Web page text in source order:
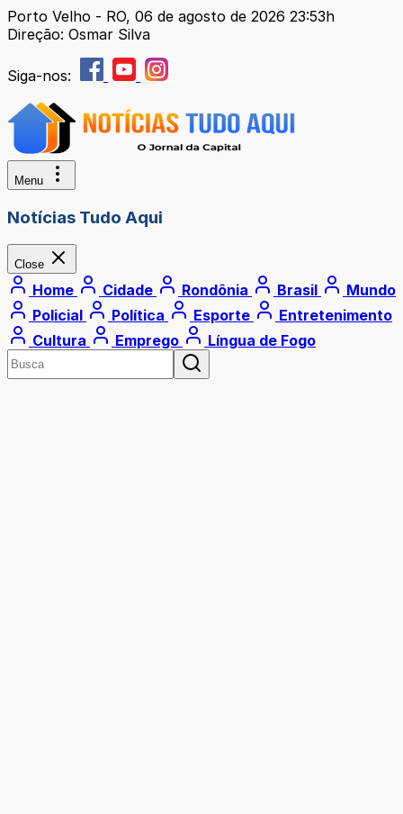
Porto Velho - RO, 06 de agosto de 2026 23:53h
Direção: Osmar Silva
Siga-nos:
Menu
Notícias Tudo Aqui
Close
Home Cidade Rondônia Brasil
Mundo
Policial
Política Esporte
Entretenimento
Cultura
Emprego Língua de Fogo